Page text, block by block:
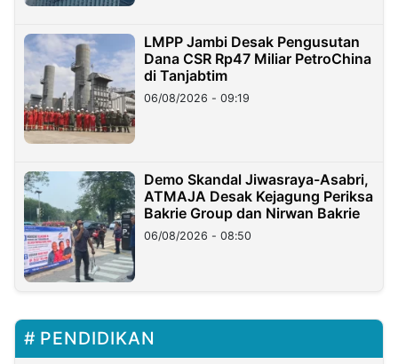
LMPP Jambi Desak Pengusutan
Dana CSR Rp47 Miliar PetroChina
di Tanjabtim
06/08/2026 - 09:19
Demo Skandal Jiwasraya-Asabri,
ATMAJA Desak Kejagung Periksa
Bakrie Group dan Nirwan Bakrie
06/08/2026 - 08:50
PENDIDIKAN